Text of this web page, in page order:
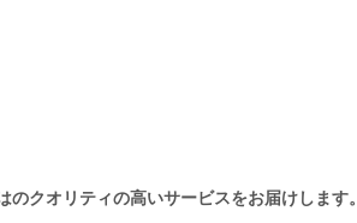
クオリティの高いサービスをお届けします。